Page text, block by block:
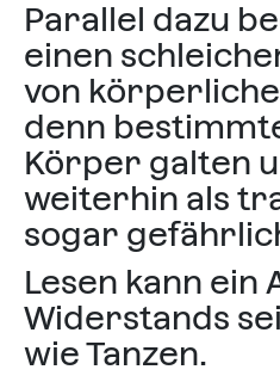
Parallel dazu
einen
von
denn
Körper galten
weiterhin als
sogar
Lesen kann ein
Widerstands
wie Tanzen.